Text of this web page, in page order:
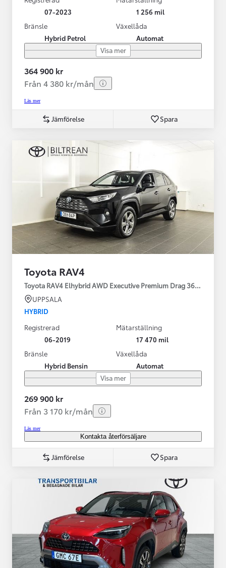
07-2023
1 256 mil
Bränsle
Hybrid Petrol
Växellåda
Automat
Visa mer
364 900 kr
Från 4 380 kr/mån
Läs mer
Jämförelse Spara
Toyota RAV4
Toyota RAV4 Elhybrid AWD Executive Premium Drag 360-kamera
UPPSALA
HYBRID
Registrerad
06-2019
Mätarställning
17 470 mil
Bränsle
Hybrid Bensin
Växellåda
Automat
Visa mer
269 900 kr
Från 3 170 kr/mån
Läs mer
Kontakta återförsäljare
Jämförelse Spara